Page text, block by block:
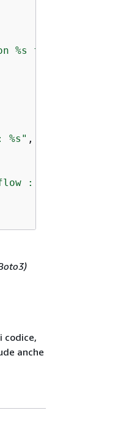
%s for flow %s."
,
: %s"
codice,
anche